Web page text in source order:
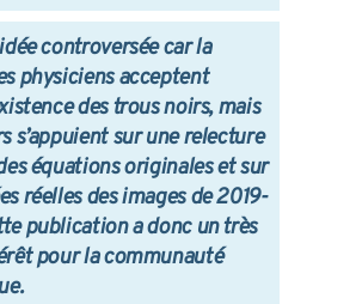
controverséecar la
physiciens acceptent
des trous noirs, mais
s’appuient sur une relecture
équations originales et sur
réelles des images de 2019-
publication a donc un très
pour la communauté